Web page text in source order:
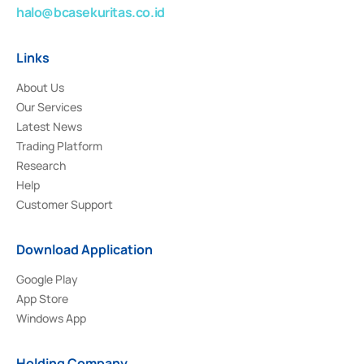
halo@bcasekuritas.co.id
Links
About Us
Our Services
Latest News
Trading Platform
Research
Help
Customer Support
Download Application
Google Play
App Store
Windows App